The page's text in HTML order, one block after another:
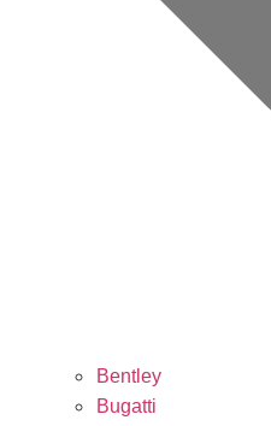
Bentley
Bugatti